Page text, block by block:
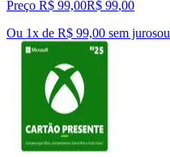
Preço R$ 99,00R$ 99,00
Ou 1x de R$ 99,00 sem jurosou